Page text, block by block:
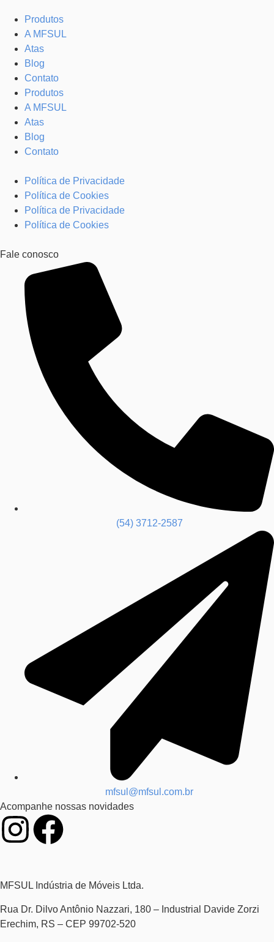
Produtos
A MFSUL
Atas
Blog
Contato
Produtos
A MFSUL
Atas
Blog
Contato
Política de Privacidade
Política de Cookies
Política de Privacidade
Política de Cookies
Fale conosco
(54) 3712-2587
mfsul@mfsul.com.br
Acompanhe nossas novidades
MFSUL Indústria de Móveis Ltda.
Rua Dr. Dilvo Antônio Nazzari, 180 – Industrial Davide Zorzi
Erechim, RS – CEP 99702-520